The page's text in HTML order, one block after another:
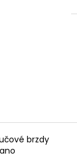
brzdy